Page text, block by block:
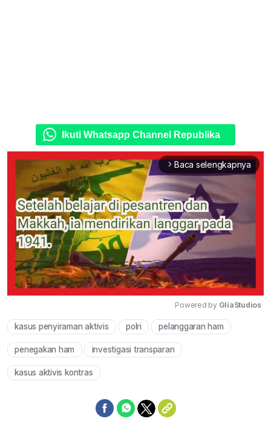
Ikuti Whatsapp Channel Republika
arrow_forward_ios Baca selengkapnya
Mute
Powered by GliaStudios
kasus penyiraman aktivis polri pelanggaran ham
penegakan ham investigasi transparan
kasus aktivis kontras